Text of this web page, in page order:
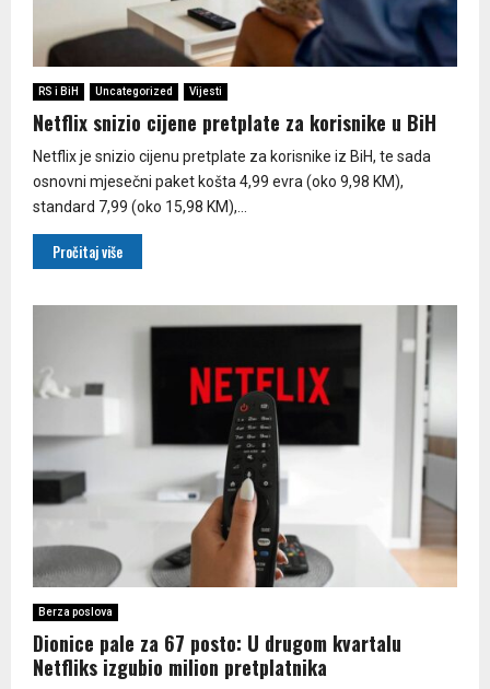
RS i BiH Uncategorized Vijesti
Netflix snizio cijene pretplate za korisnike u BiH
Netflix je snizio cijenu pretplate za korisnike iz BiH, te sada
osnovni mjesečni paket košta 4,99 evra (oko 9,98 KM),
standard 7,99 (oko 15,98 KM),...
Pročitaj više
Berza poslova
Dionice pale za 67 posto: U drugom kvartalu
Netfliks izgubio milion pretplatnika